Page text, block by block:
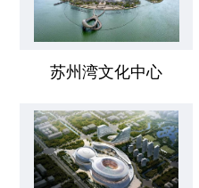
苏州湾文化中心